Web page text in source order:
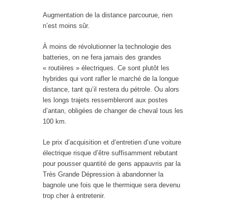
Augmentation de la distance parcourue, rien
n’est moins sûr.
À moins de révolutionner la technologie des
batteries, on ne fera jamais des grandes
« routières » électriques. Ce sont plutôt les
hybrides qui vont rafler le marché de la longue
distance, tant qu’il restera du pétrole. Ou alors
les longs trajets ressembleront aux postes
d’antan, obligées de changer de cheval tous les
100 km.
Le prix d’acquisition et d’entretien d’une voiture
électrique risque d’être suffisamment rebutant
pour pousser quantité de gens appauvris par la
Très Grande Dépression à abandonner la
bagnole une fois que le thermique sera devenu
trop cher à entretenir.